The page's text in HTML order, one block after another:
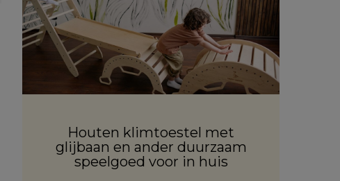
Houten klimtoestel met
glijbaan en ander duurzaam
speelgoed voor in huis